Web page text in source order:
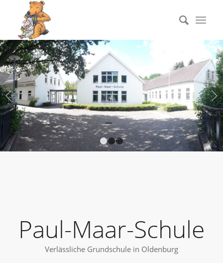
Weiter
1 2 3
Paul-Maar-Schule
Verlässliche Grundschule in Oldenburg